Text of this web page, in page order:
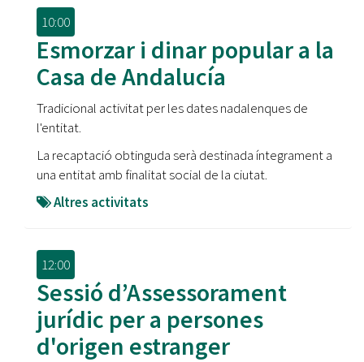
10:00
Esmorzar i dinar popular a la
Casa de Andalucía
Tradicional activitat per les dates nadalenques de
l'entitat.
La recaptació obtinguda serà destinada íntegrament a
una entitat amb finalitat social de la ciutat.
Altres activitats
12:00
Sessió d’Assessorament
jurídic per a persones
d'origen estranger